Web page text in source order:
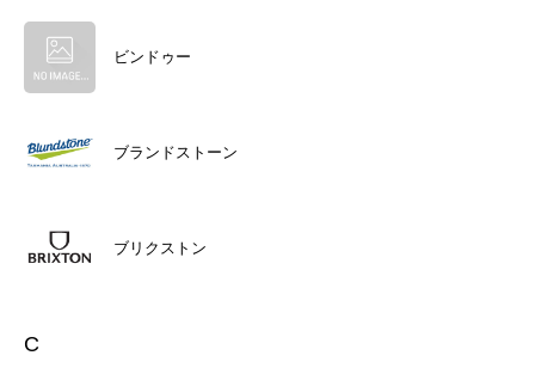
ビンドゥー
ブランドストーン
ブリクストン
C